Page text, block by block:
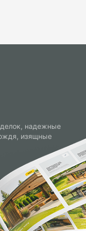
надежные
изящные